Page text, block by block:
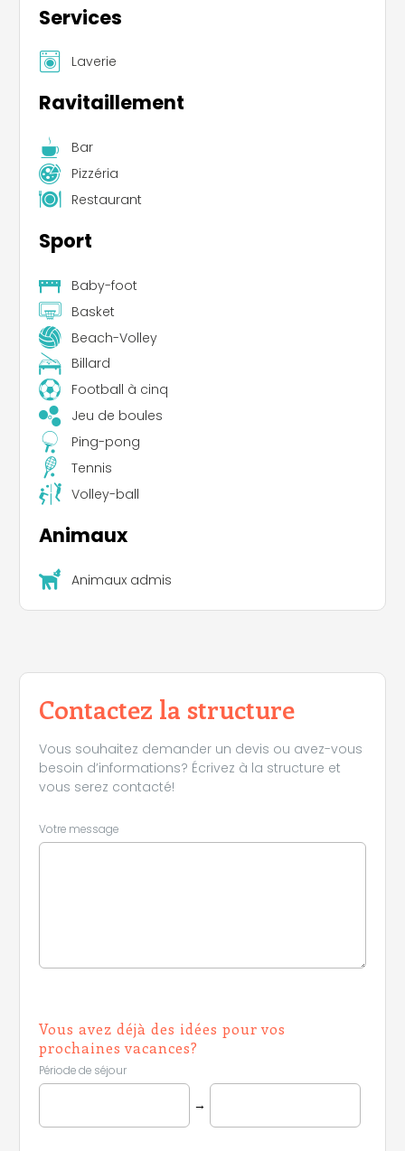
Services
Laverie
Ravitaillement
Bar
Pizzéria
Restaurant
Sport
Baby-foot
Basket
Beach-Volley
Billard
Football à cinq
Jeu de boules
Ping-pong
Tennis
Volley-ball
Animaux
Animaux admis
Contactez la structure
Vous souhaitez demander un devis ou avez-vous
besoin d’informations? Écrivez à la structure et
vous serez contacté!
Votre message
Vous avez déjà des idées pour vos
prochaines vacances?
Période de séjour
→